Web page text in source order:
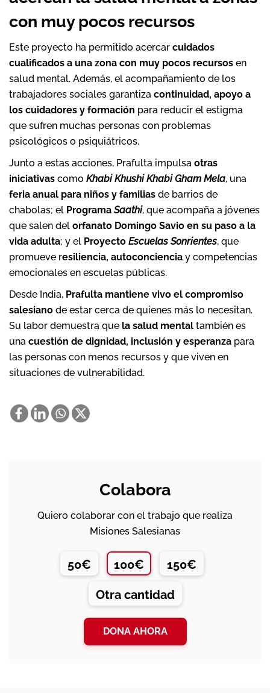
con muy pocos recursos
Este proyecto ha permitido acercar cuidados
cualificados a una zona con muy pocos recursos en
salud mental. Además, el acompañamiento de los
trabajadores sociales garantiza continuidad, apoyo a
los cuidadores y formación para reducir el estigma
que sufren muchas personas con problemas
psicológicos o psiquiátricos.
Junto a estas acciones, Prafulta impulsa otras
iniciativas como Khabi Khushi Khabi Gham Mela, una
feria anual para niños y familias de barrios de
chabolas; el Programa Saathi, que acompaña a jóvenes
que salen del orfanato Domingo Savio en su paso a la
vida adulta; y el Proyecto Escuelas Sonrientes, que
promueve resiliencia, autoconciencia y competencias
emocionales en escuelas públicas.
Desde India, Prafulta mantiene vivo el compromiso
salesiano de estar cerca de quienes más lo necesitan.
Su labor demuestra que la salud mental también es
una cuestión de dignidad, inclusión y esperanza para
las personas con menos recursos y que viven en
situaciones de vulnerabilidad.
Colabora
Quiero colaborar con el trabajo que realiza
Misiones Salesianas
50€ 100€ 150€
Otra cantidad
DONA AHORA